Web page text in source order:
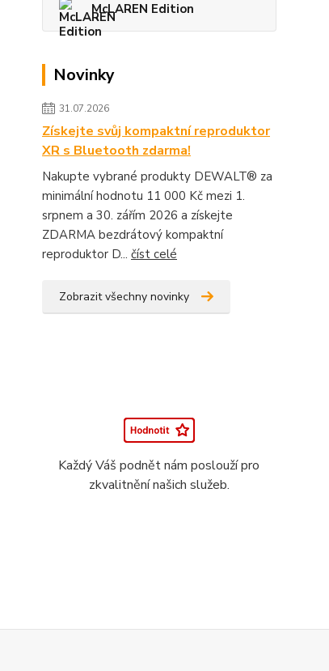
McLAREN Edition
Novinky
31.07.2026
Získejte svůj kompaktní reproduktor
XR s Bluetooth zdarma!
Nakupte vybrané produkty DEWALT® za
minimální hodnotu 11 000 Kč mezi 1.
srpnem a 30. zářím 2026 a získejte
ZDARMA bezdrátový kompaktní
reproduktor D... číst celé
Zobrazit všechny novinky
Každý Váš podnět nám poslouží pro
zkvalitnění našich služeb.